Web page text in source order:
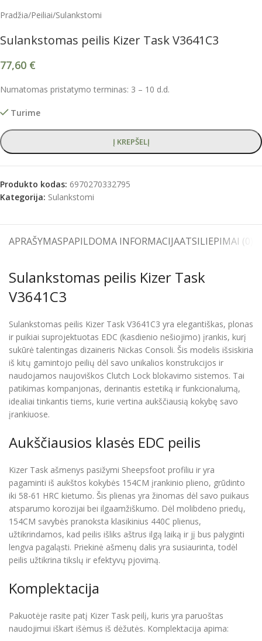
Pradžia/Peiliai/Sulankstomi
Sulankstomas peilis Kizer Task V3641C3
77,60 €
Numatomas pristatymo terminas: 3 – 10 d.d.
Turime
Į KREPŠELĮ
Produkto kodas: 6970270332795
Kategorija: Sulankstomi
APRAŠYMASPAPILDOMA INFORMACIJAATSILIEPIMAI (0)
Sulankstomas peilis Kizer Task
V3641C3
Sulankstomas peilis Kizer Task V3641C3 yra elegantiškas, plonas
ir puikiai suprojektuotas EDC (kasdienio nešiojimo) įrankis, kurį
sukūrė talentingas dizaineris Nickas Consoli. Šis modelis išsiskiria
iš kitų gamintojo peilių dėl savo unikalios konstrukcijos ir
naudojamos naujoviškos Clutch Lock blokavimo sistemos. Tai
patikimas kompanjonas, derinantis estetiką ir funkcionalumą,
idealiai tinkantis tiems, kurie vertina aukščiausią kokybę savo
įrankiuose.
Aukščiausios klasės EDC peilis
Kizer Task ašmenys pasižymi Sheepsfoot profiliu ir yra
pagaminti iš aukštos kokybės 154CM įrankinio plieno, grūdinto
iki 58-61 HRC kietumo. Šis plienas yra žinomas dėl savo puikaus
atsparumo korozijai bei ilgaamžiškumo. Dėl molibdeno priedų,
154CM savybės pranoksta klasikinius 440C plienus,
užtikrindamos, kad peilis išliks aštrus ilgą laiką ir jį bus palyginti
lengva pagaląsti. Priekinė ašmenų dalis yra susiaurinta, todėl
peilis užtikrina tikslų ir efektyvų pjovimą.
Komplektacija
Pakuotėje rasite patį Kizer Task peilį, kuris yra paruoštas
naudojimui iškart išėmus iš dėžutės. Komplektacija apima: